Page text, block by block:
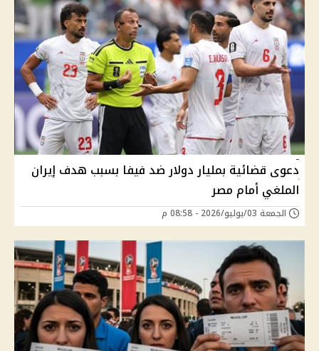
دعوى قضائية بمليار دولار ضد فيفا بسبب هدف إيران
الملغي أمام مصر
الجمعة 03/يوليو/2026 - 08:58 م